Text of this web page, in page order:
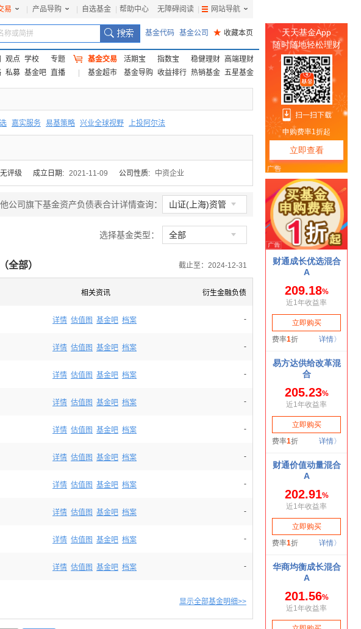
易 产品导购 自选基金 帮助中心 无障碍阅读 网站导航
称或简拼 基金代码 基金公司 ★ 收藏本页
观点 学校
专题
私募 基金吧 直播
基金交易 活期宝 指数宝 稳健理财 高端理财
基金超市
基金导购 收益排行 热销基金 五星基金
嘉实服务 易基策略 兴业全球视野 上投阿尔法
评级 成立日期: 2021-11-09 公司性质: 中资企业
公司旗下基金资产负债表合计详情查询： 山证(上海)资管 
选择基金类型： 全部 
全部） 截止至：2024-12-31
相关资讯 衍生金融负债
详情 估值图 基金吧 档案 -
详情 估值图 基金吧 档案 -
详情 估值图 基金吧 档案 -
详情 估值图 基金吧 档案 -
详情 估值图 基金吧 档案 -
详情 估值图 基金吧 档案 -
详情 估值图 基金吧 档案 -
详情 估值图 基金吧 档案 -
详情 估值图 基金吧 档案 -
详情 估值图 基金吧 档案 -
显示全部基金明细>>